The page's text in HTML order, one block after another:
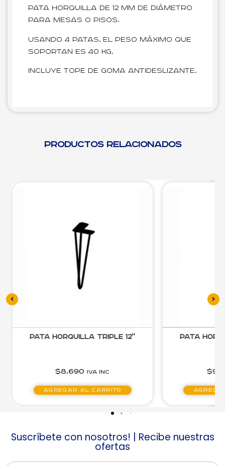
Pata horquilla de 12 mm de diámetro
para mesas o pisos.
Usando 4 patas, el peso máximo que
soportan es 40 kg.
Incluye tope de goma antideslizante.
Productos relacionados
Pata Horquilla Triple 21″
$9.310 IVA inc
Agregar al carrito
Pata
$
Suscríbete con nosotros! | Recibe nuestras
ofertas